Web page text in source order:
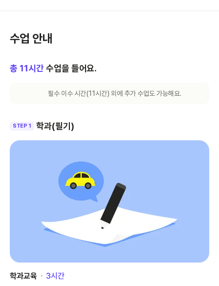
수업 안내
총 11시간 수업을 들어요.
필수 이수 시간(11시간) 외에 추가 수업도 가능해요.
STEP 1 학과(필기)
학과교육 ･ 3시간